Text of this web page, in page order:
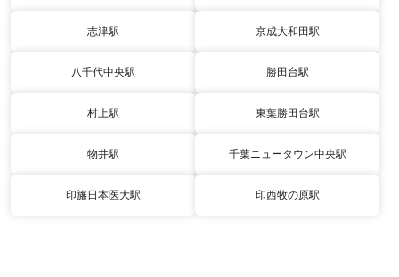
志津駅 京成大和田駅
八千代中央駅 勝田台駅
村上駅 東葉勝田台駅
物井駅 千葉ニュータウン中央駅
印旛日本医大駅 印西牧の原駅